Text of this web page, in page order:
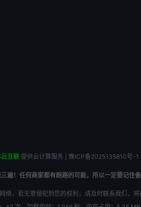
互联 提供云计算服务 | 豫ICP备2025135810号-1
遍！任何商家都有跑路的可能，所以一定要记住
络，若无意侵犯到您的权利，请及时联系我们，将